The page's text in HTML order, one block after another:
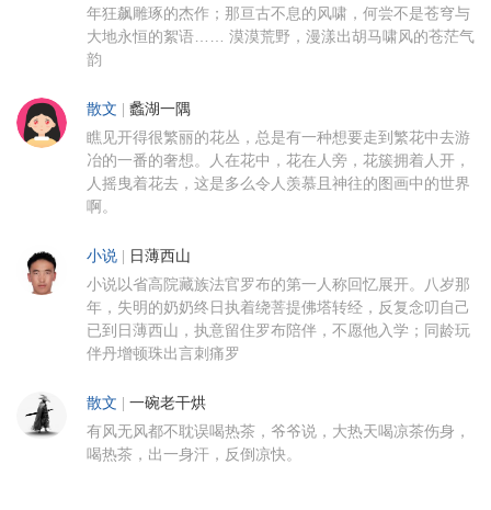
年狂飙雕琢的杰作；那亘古不息的风啸，何尝不是苍穹与
大地永恒的絮语…… 漠漠荒野，漫漾出胡马啸风的苍茫气
韵
散文 | 蠡湖一隅
瞧见开得很繁丽的花丛，总是有一种想要走到繁花中去游
冶的一番的奢想。人在花中，花在人旁，花簇拥着人开，
人摇曳着花去，这是多么令人羡慕且神往的图画中的世界
啊。
小说 | 日薄西山
小说以省高院藏族法官罗布的第一人称回忆展开。八岁那
年，失明的奶奶终日执着绕菩提佛塔转经，反复念叨自己
已到日薄西山，执意留住罗布陪伴，不愿他入学；同龄玩
伴丹增顿珠出言刺痛罗
散文 | 一碗老干烘
有风无风都不耽误喝热茶，爷爷说，大热天喝凉茶伤身，
喝热茶，出一身汗，反倒凉快。